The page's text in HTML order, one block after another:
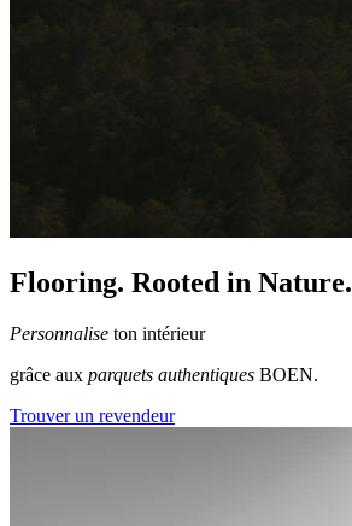
Flooring. Rooted in Nature.
Personnalise ton intérieur
grâce aux parquets authentiques BOEN.
Trouver un revendeur